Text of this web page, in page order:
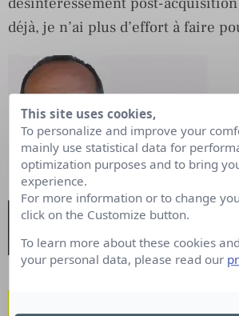
déjà, je n’ai plus d’effort à faire
This site uses cookies,
To personalize and improve your
mainly use statistical data for
optimization purposes and to bring
experience.
For more information or to change
click on the Customize button.
To learn more about these cookies
your personal data, please read our